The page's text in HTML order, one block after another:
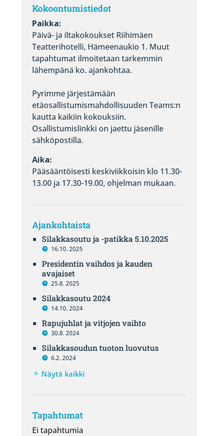
Kokoontumistiedot
Paikka:
Päivä- ja iltakokoukset Riihimäen
Teatterihotelli, Hämeenaukio 1. Muut
tapahtumat ilmoitetaan tarkemmin
lähempänä ko. ajankohtaa.
Pyrimme järjestämään
etäosallistumismahdollisuuden Teams:n
kautta kaikiin kokouksiin.
Osallistumislinkki on jaettu jäsenille
sähköpostilla.
Aika:
Pääsääntöisesti keskiviikkoisin klo 11.30-
13.00 ja 17.30-19.00, ohjelman mukaan.
Ajankohtaista
Silakkasoutu ja -patikka 5.10.2025
16.10. 2025
Presidentin vaihdos ja kauden
avajaiset
25.8. 2025
Silakkasoutu 2024
14.10. 2024
Rapujuhlat ja vitjojen vaihto
30.8. 2024
Silakkasoudun tuoton luovutus
6.2. 2024
Näytä kaikki
Tapahtumat
Ei tapahtumia